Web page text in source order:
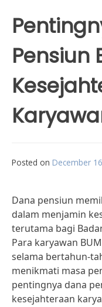
Pensiun
Posted on December
Dana pensiun
dalam menjamin
terutama bagi
Para karyawan
selama bertahun-
menikmati masa
pentingnya dana
kesejahteraan